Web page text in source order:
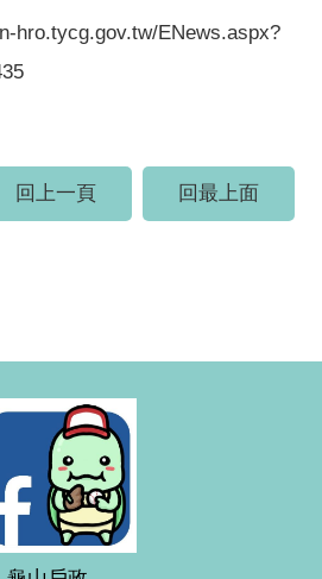
hro.tycg.gov.tw/ENews.aspx?
回上一頁 回最上面